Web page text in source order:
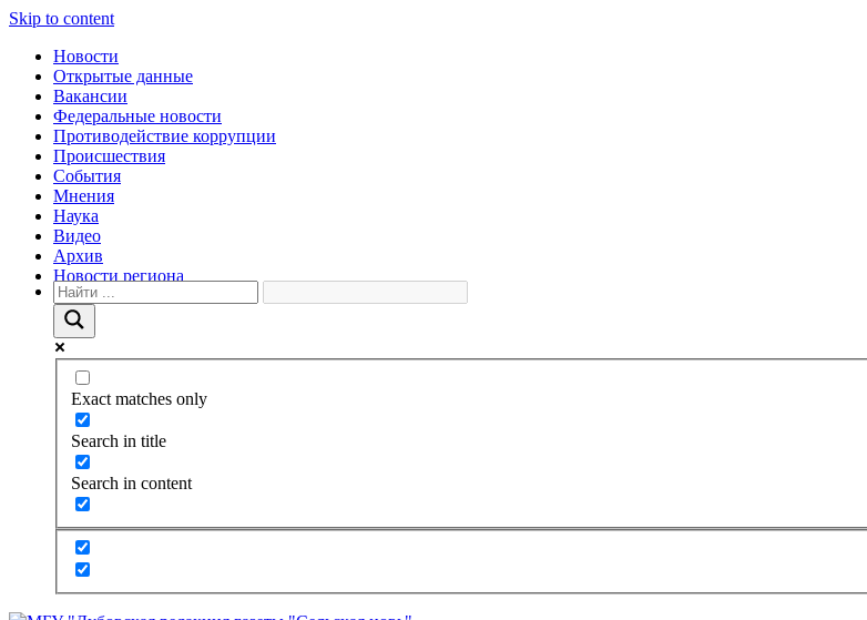
Skip to content
Новости
Открытые данные
Вакансии
Федеральные новости
Противодействие коррупции
Происшествия
События
Мнения
Наука
Видео
Архив
Новости региона
Exact matches only
Search in title
Search in content